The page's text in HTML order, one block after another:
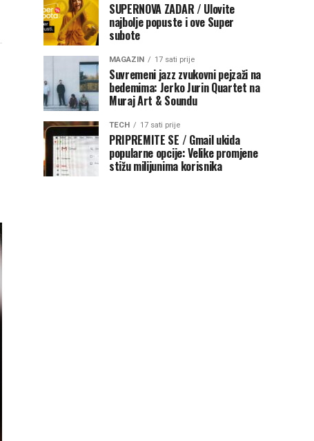
SUPERNOVA ZADAR / Ulovite
najbolje popuste i ove Super
subote
MAGAZIN 17 sati prije
Suvremeni jazz zvukovni pejzaži na
bedemima: Jerko Jurin Quartet na
Muraj Art & Soundu
TECH 17 sati prije
PRIPREMITE SE / Gmail ukida
popularne opcije: Velike promjene
stižu milijunima korisnika